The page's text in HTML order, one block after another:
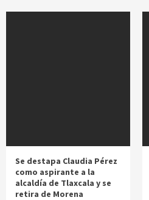
Se destapa Claudia Pérez
como aspirante a la
alcaldía de Tlaxcala y se
retira de Morena